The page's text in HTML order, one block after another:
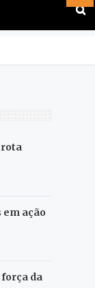
em ação
força da